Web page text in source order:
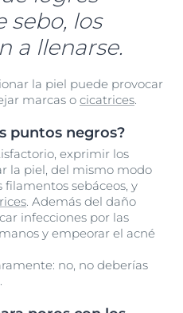
sebo, los
a llenarse.
la piel puede provocar
marcas o cicatrices.
puntos negros?
exprimir los
la piel, del mismo modo
sebáceos, y
. Además del daño
infecciones por las
y empeorar el acné
no, no deberías